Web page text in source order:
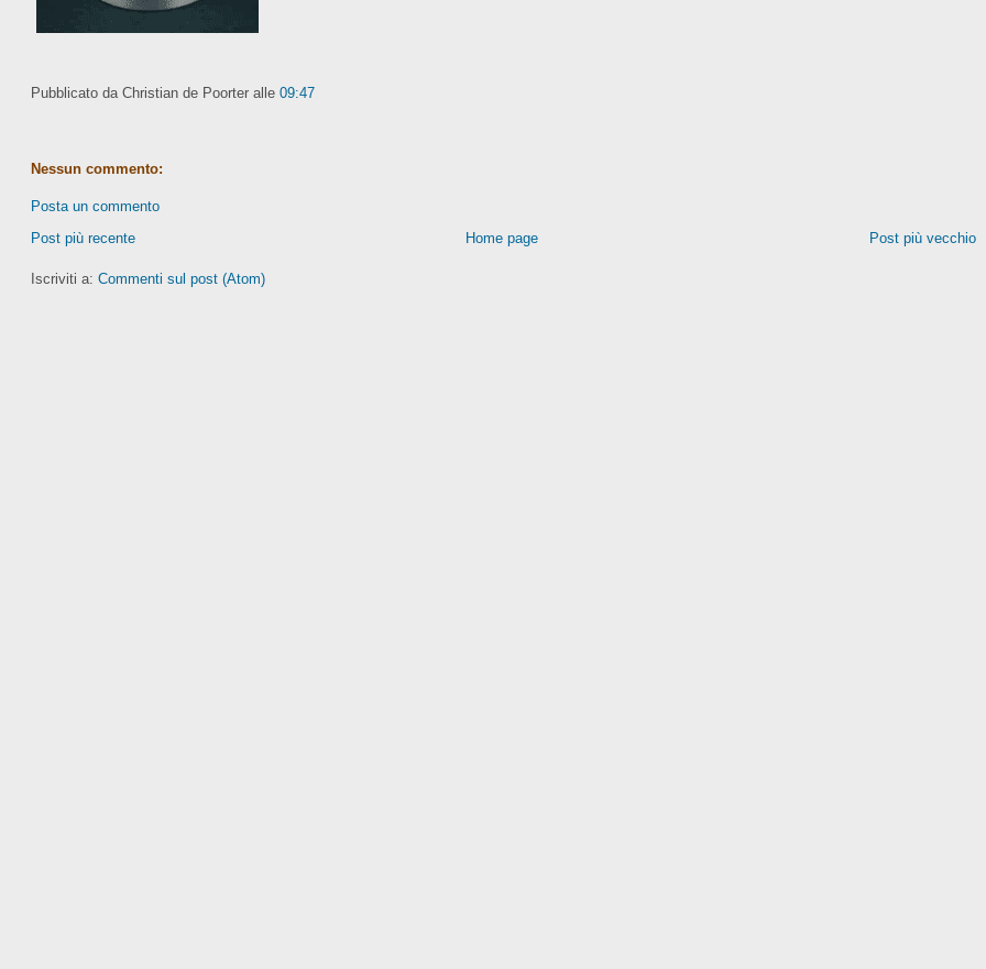
Pubblicato da Christian de Poorter alle 09:47
Nessun commento:
Posta un commento
Post più recente
Post più vecchio
Home page
Iscriviti a: Commenti sul post (Atom)